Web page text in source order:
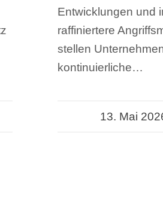
Entwicklungen und
raffiniertere
stellen
kontinuierliche…
13. Mai